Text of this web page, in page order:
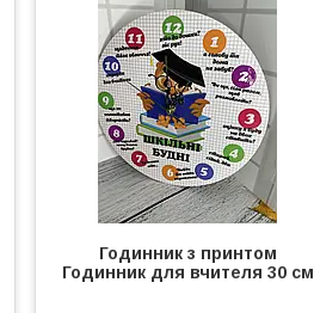
Годинник з принтом
Годинник для вчителя 30 см